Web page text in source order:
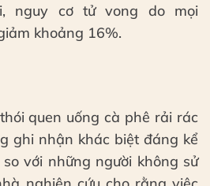
nguy cơ tử vong do mọi
khoảng 16%.
quen uống cà phê rải rác
ghi nhận khác biệt đáng kể
với những người không sử